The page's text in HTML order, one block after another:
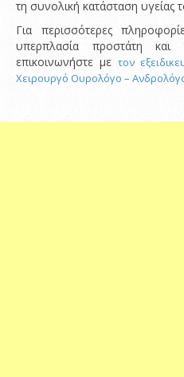
τη συνολική κατάσταση υγείας
Για περισσότερες
υπερπλασία προστάτη και
επικοινωνήστε με τον
Χειρουργό Ουρολόγο –